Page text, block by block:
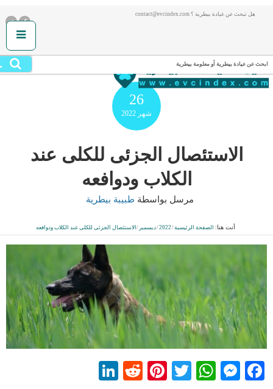
هل تبحث عن عيادة بيطرية ؟ contact@evcindex.com
ابحث عن عيادة بيطرية أو معلومة بيطرية
26
شهر 2022
الاستئصال الجزئى للكلى عند
الكلاب ودوافعه
مرسل بواسطة طبيبة بيطرية
أنت هنا: الصفحة الرئيسية/
2022
/ديسمبر /الاستئصال الجزئى للكلى عند الكلاب ودوافعه
Facebook
Messenger
WhatsApp
Twitter
Pinterest
Reddit